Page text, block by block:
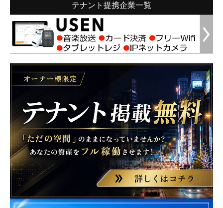
テナント提携企業一覧